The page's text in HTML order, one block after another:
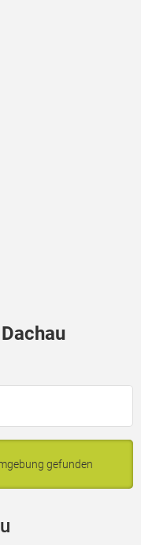
gefunden